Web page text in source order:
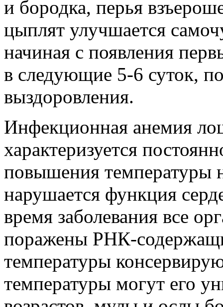
и бородка, перья
цыплят улучшается
начиная с появления
в следующие 5-6 суток,
выздоровления.
Инфекционная анемия
характеризуется
повышения температуры
нарушается функция
время заболевания все
поражены РНК-
температуры
температуры могут его